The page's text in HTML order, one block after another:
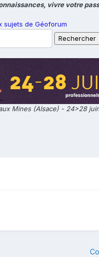
vivre votre
sujets de Géoforum
Mines (Alsace) - 24>28